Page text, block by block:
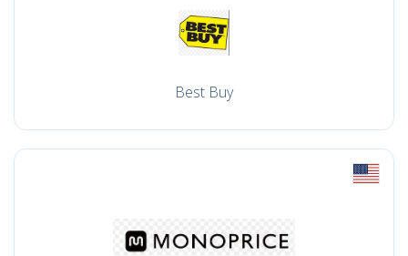
Best Buy